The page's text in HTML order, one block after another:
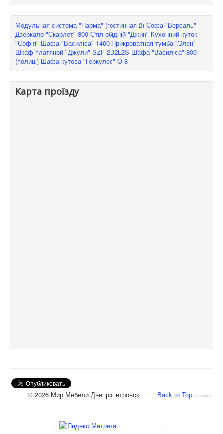
Модульная система "Парма" (гостинная 2) Софа "Версаль"
Дзеркало "Скарлет" 800 Стіл обідній "Джин" Кухонний куток
"Софія" Шафа "Василіса" 1400 Прикроватная тумба "Элен"
Шкаф платяной "Джули" SZF 2D2L2S Шафа "Василіса" 800
(полиці) Шафа кутова "Геркулес" О-8
Карта проїзду
SocShare v2
Back to Top
© 2026 Мир Мебели Днепропетровск
. .